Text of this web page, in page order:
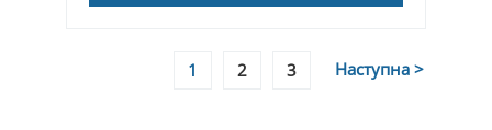
1 2 3 Наступна >